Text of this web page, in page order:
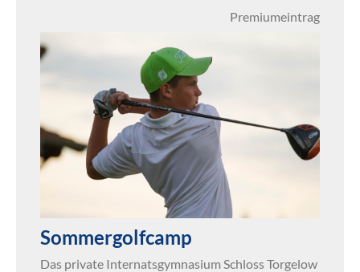
Premiumeintrag
Sommergolfcamp
Das private Internatsgymnasium Schloss Torgelow